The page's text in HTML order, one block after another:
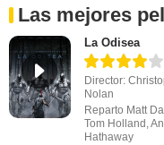
Las mejores
La Odisea
Director:
Nolan
Reparto Matt
Tom Holland,
Hathaway